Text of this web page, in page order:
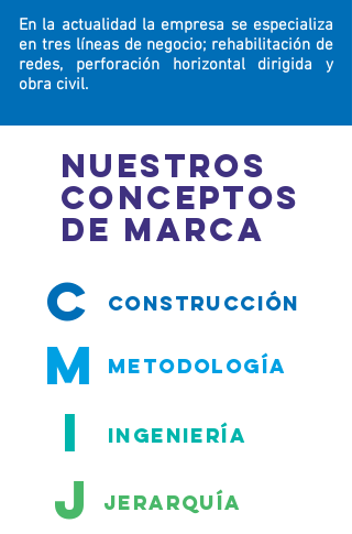
En la actualidad la empresa se especializa
en tres líneas de negocio; rehabilitación de
redes, perforación horizontal dirigida y
obra civil.
NUESTROS
CONCEPTOS
DE MARCA
C CONSTRUCCIÓN
M METODOLOGÍA
I INGENIERÍA
J JERARQUÍA